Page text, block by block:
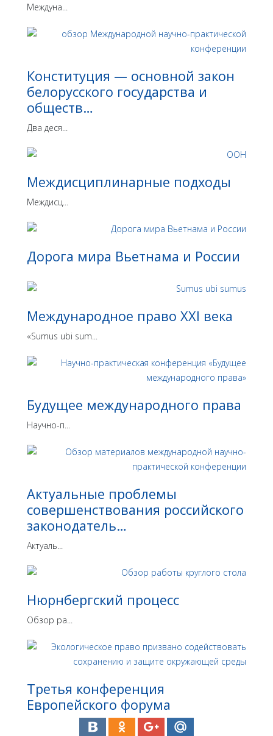
Междуна...
Конституция — основной закон
белорусского государства и
обществ…
Два деся...
Междисциплинарные подходы
Междисц...
Дорога мира Вьетнама и России
Международное право XXI века
«Sumus ubi sum...
Будущее международного права
Научно-п...
Актуальные проблемы
совершенствования российского
законодатель…
Актуаль...
Нюрнбергский процесс
Обзор ра...
Третья конференция
Европейского форума
экологического права